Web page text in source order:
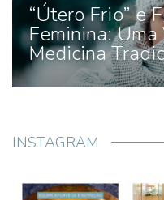
“Útero Frio” e
Feminina:
Medicina
INSTAGRAM